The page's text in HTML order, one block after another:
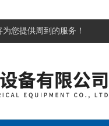
您提供周到的服务！